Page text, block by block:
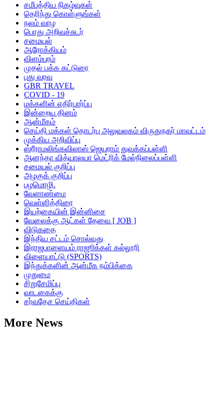
சமீபத்திய நிகழ்வுகள்
தெரிந்து கொள்ளுங்கள்
நலம் வாழ
பொது அறிவுச்சுடர்
சமையல்
ஆரோக்கியம்
விளம்பரம்
முதல் பக்க கட்டுரை
புது வரவு
GBR TRAVEL
COVID - 19
மக்களின் எதிர்பார்ப்பு
இன்றைய தினம்
ஆன்மீகம்
செய்தி மக்கள் தொடர்பு அலுவலகம் விருதுநகர் மாவட்டம்
முக்கிய அறிவிப்பு
ஸ்ரீராமலிங்கவிலாஸ் ஜெயராம் துவக்கப்பள்ளி
ஆனந்தா வித்யாலயா மெட்ரிக் மேல்நிலைப்பள்ளி
சமையல் குறிப்பு
அழகுக் குறிப்பு
பழமொழி.
வேளாண்மை
வெள்ளித்திரை
இயற்கையின் இன்னிசை
வேலைக்கு ஆட்கள் தேவை [ JOB ]
விடுகதை
இந்திய சட்டம் சொல்வது
இராஜபாளையம் ராஜூக்கள் கல்லூரி
விளையாட்டு (SPORTS)
இந்துக்களின் ஆன்மீக நம்பிக்கை
முதுமை
சிறுசேமிப்பு
வாடகைக்கு
சர்வதேச செய்திகள்
More News